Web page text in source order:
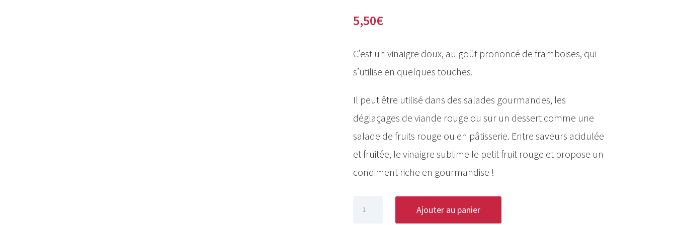
5,50€
C’est un vinaigre doux, au goût prononcé de framboises, qui
s’utilise en quelques touches.
Il peut être utilisé dans des salades gourmandes, les
déglaçages de viande rouge ou sur un dessert comme une
salade de fruits rouge ou en pâtisserie. Entre saveurs acidulée
et fruitée, le vinaigre sublime le petit fruit rouge et propose un
condiment riche en gourmandise !
quantité
Ajouter au panier